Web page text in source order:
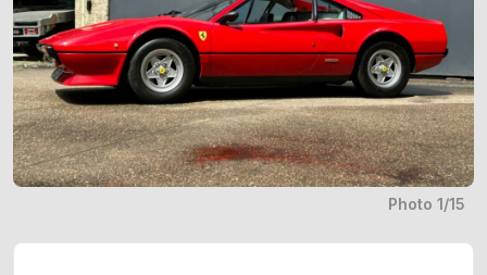
Photo 1/15